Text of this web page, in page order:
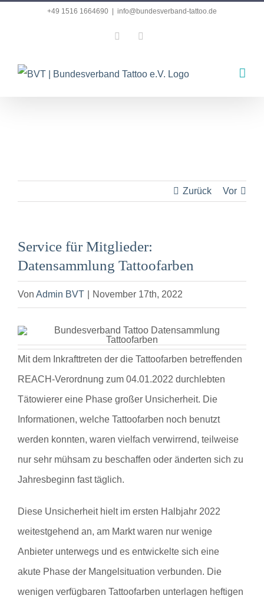
+49 1516 1664690 info@bundesverband-tattoo.de
Facebook
Zurück Vor
Service für Mitglieder:
Datensammlung Tattoofarben
Von Admin BVT November 17th, 2022
Mit dem Inkrafttreten der die Tattoofarben betreffenden
REACH-Verordnung zum 04.01.2022 durchlebten
Tätowierer eine Phase großer Unsicherheit. Die
Informationen, welche Tattoofarben noch benutzt
werden konnten, waren vielfach verwirrend, teilweise
nur sehr mühsam zu beschaffen oder änderten sich zu
Jahresbeginn fast täglich.
Diese Unsicherheit hielt im ersten Halbjahr 2022
weitestgehend an, am Markt waren nur wenige
Anbieter unterwegs und es entwickelte sich eine
akute Phase der Mangelsituation verbunden. Die
wenigen verfügbaren Tattoofarben unterlagen heftigen